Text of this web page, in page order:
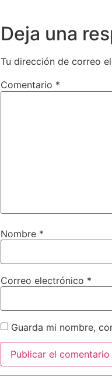
Deja una
Tu dirección de correo
Comentario *
Nombre *
Correo electrónico *
Guarda mi nombre,